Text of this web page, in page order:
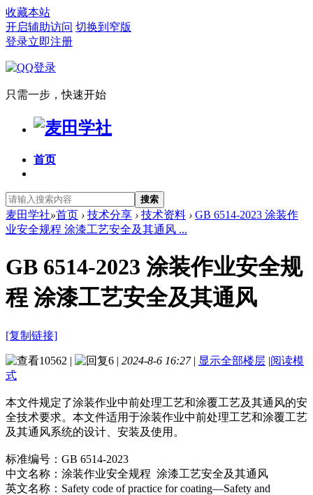
收藏本站
开启辅助访问 切换到窄版
登录立即注册
只需一步，快速开始
首页
搜索
麦田学社»首页 › 技术分享 › 技术资料 › GB 6514-2023 涂装作
业安全规程 涂漆工艺安全及其通风 ...
GB 6514-2023 涂装作业安全规
程 涂漆工艺安全及其通风
[复制链接]
10562 | 6 | 2024-8-6 16:27 | 显示全部楼层 |阅读模
式
本文件规定了涂装作业中前处理工艺和涂覆工艺及其通风的安
全技术要求。本文件适用于涂装作业中前处理工艺和涂覆工艺
及其通风系统的设计、安装及使用。
标准编号：GB 6514-2023
中文名称：涂装作业安全规程 涂漆工艺安全及其通风
英文名称：Safety code of practice for coating—Safety and